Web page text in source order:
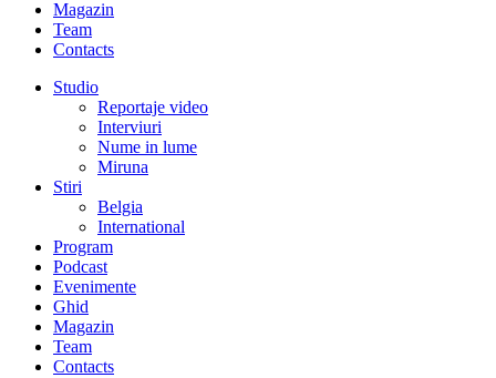
Magazin
Team
Contacts
Studio
Reportaje video
Interviuri
Nume in lume
Miruna
Stiri
Belgia
International
Program
Podcast
Evenimente
Ghid
Magazin
Team
Contacts